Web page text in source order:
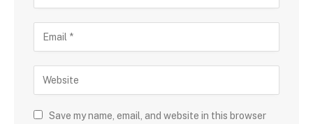
Save my name, email, and website in this browser